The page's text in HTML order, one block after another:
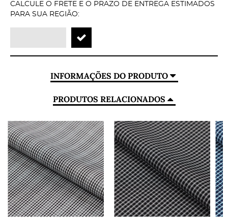
CALCULE O FRETE E O PRAZO DE ENTREGA ESTIMADOS
PARA SUA REGIÃO:
INFORMAÇÕES DO PRODUTO
PRODUTOS RELACIONADOS